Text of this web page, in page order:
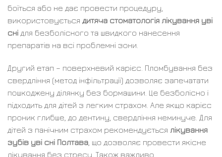
боїться або не дає провести процедуру,
використовується дитяча стоматологія лікування уві
сні для безболісного та швидкого нанесення
препаратів на всі проблемні зони.
Другий етап – поверхневий карієс. Пломбування без
свердління (метод інфільтрації) дозволяє запечатати
пошкоджену ділянку без бормашини. Це безболісно і
підходить для дітей з легким страхом. Але якщо карієс
проник глибше, до дентину, свердління неминуче. Для
дітей з панічним страхом рекомендується лікування
зубів уві сні Полтава , що дозволяє провести якісне
лікування без стресу. Також важливо